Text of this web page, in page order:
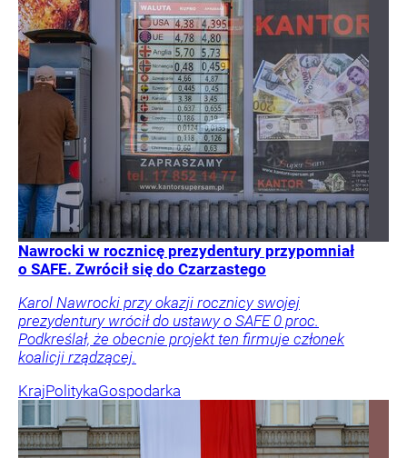
Nawrocki w rocznicę prezydentury przypomniał
o SAFE. Zwrócił się do Czarzastego
Karol Nawrocki przy okazji rocznicy swojej
prezydentury wrócił do ustawy o SAFE 0 proc.
Podkreślał, że obecnie projekt ten firmuje członek
koalicji rządzącej.
KrajPolitykaGospodarka